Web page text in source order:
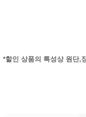
*할인 상품의 특성상 원단,